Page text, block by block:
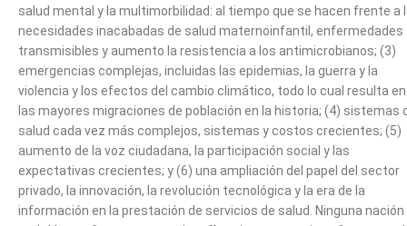
salud mental y la multimorbilidad: al tiempo que se hacen frente a
necesidades inacabadas de salud maternoinfantil, enfermedades
transmisibles y aumento la resistencia a los antimicrobianos; (3)
emergencias complejas, incluidas las epidemias, la guerra y la
violencia y los efectos del cambio climático, todo lo cual resulta en
las mayores migraciones de población en la historia; (4) sistemas
salud cada vez más complejos, sistemas y costos crecientes; (5)
aumento de la voz ciudadana, la participación social y las
expectativas crecientes; y (6) una ampliación del papel del sector
privado, la innovación, la revolución tecnológica y la era de la
información en la prestación de servicios de salud. Ninguna nación